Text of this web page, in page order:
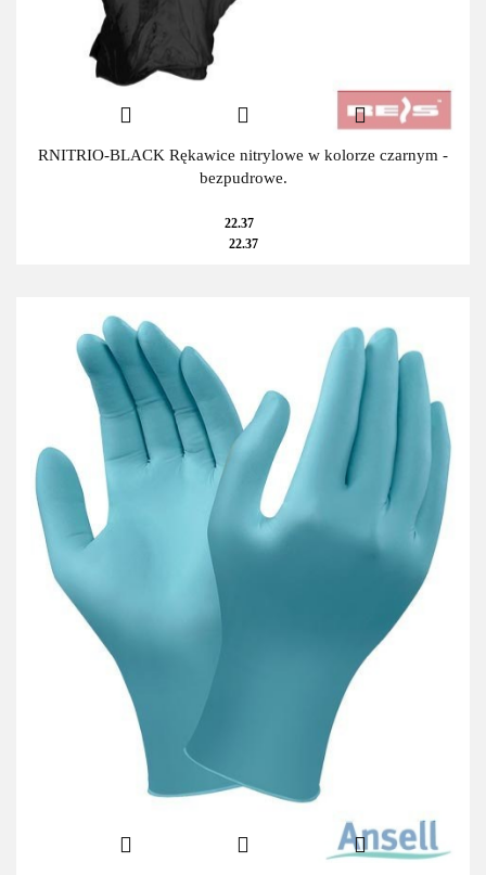
RNITRIO-BLACK Rękawice nitrylowe w kolorze czarnym -
bezpudrowe.
22.37
22.37